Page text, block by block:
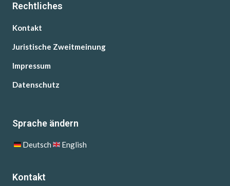
Rechtliches
Kontakt
Juristische Zweitmeinung
Impressum
Datenschutz
Sprache ändern
Deutsch English
Kontakt